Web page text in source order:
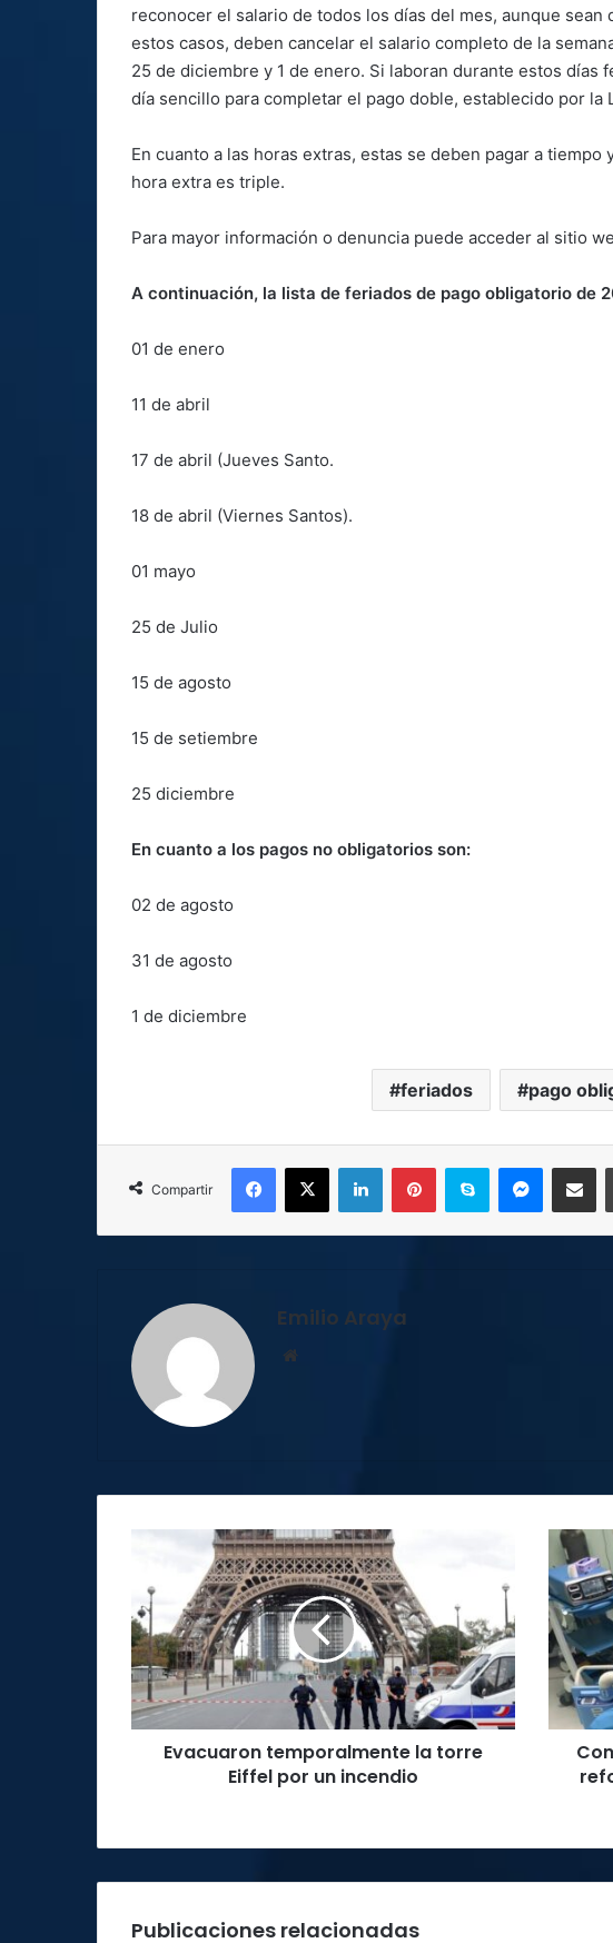
reconocer el salario de todos los días del mes, aunque sean
estos casos, deben cancelar el salario completo de la
25 de diciembre y 1 de enero. Si laboran durante estos días
día sencillo para completar el pago doble, establecido por la
En cuanto a las horas extras, estas se deben pagar a
hora extra es triple.
Para mayor información o denuncia puede acceder al sitio
A continuación, la lista de feriados de pago obligatorio de
01 de enero
11 de abril
17 de abril (Jueves Santo.
18 de abril (Viernes Santos).
01 mayo
25 de Julio
15 de agosto
15 de setiembre
25 diciembre
En cuanto a los pagos no obligatorios son:
02 de agosto
31 de agosto
1 de diciembre
feriados pago
Compartir
Facebook
X LinkedInPinterestSkype
Emilio Araya
Evacuaron
temporalmente
torre
Eiffel
por
un
incendio
Evacuaron temporalmente la torre
Eiffel por un incendio
Convenio
entre
cuatro
reforzará
la
de
médicos
Publicaciones relacionadas